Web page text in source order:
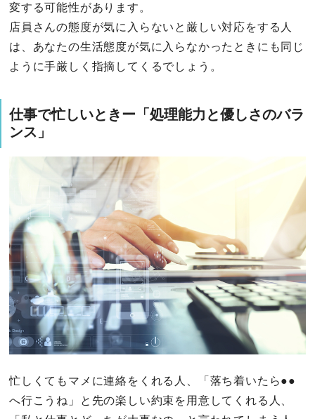
変する可能性があります。
店員さんの態度が気に入らないと厳しい対応をする人
は、あなたの生活態度が気に入らなかったときにも同じ
ように手厳しく指摘してくるでしょう。
仕事で忙しいときー「処理能力と優しさのバラ
ンス」
忙しくてもマメに連絡をくれる人、「落ち着いたら●●
へ行こうね」と先の楽しい約束を用意してくれる人、